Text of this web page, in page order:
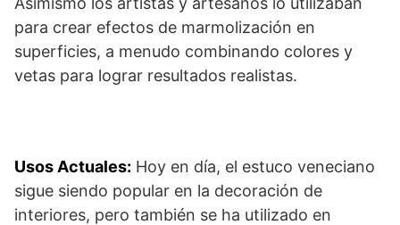
para crear efectos de marmolización en
superficies, a menudo combinando colores y
vetas para lograr resultados realistas.
Usos Actuales: Hoy en día, el estuco veneciano
sigue siendo popular en la decoración de
interiores, pero también se ha utilizado en